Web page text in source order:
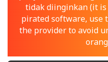
tidak diinginkan (it is
pirated software, use
the provider to avoid